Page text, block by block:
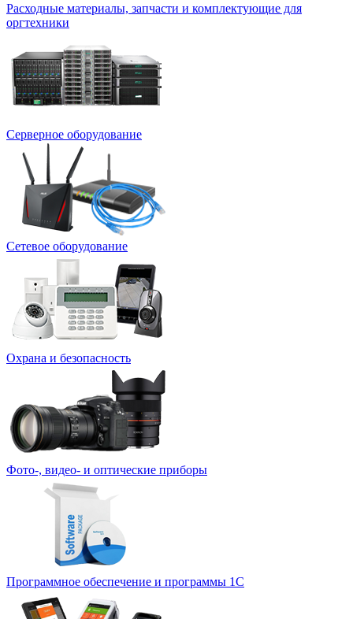
Расходные материалы, запчасти и комплектующие для
оргтехники
Серверное оборудование
Сетевое оборудование
Охрана и безопасность
Фото-, видео- и оптические приборы
Программное обеспечение и программы 1С